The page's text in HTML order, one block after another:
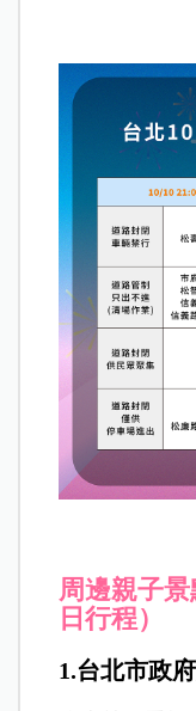
周邊親子
日行程）
1.台北市政